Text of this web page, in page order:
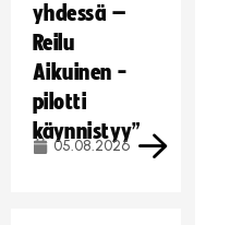
yhdessä –
Reilu
Aikuinen -
pilotti
käynnistyy”
05.08.2026